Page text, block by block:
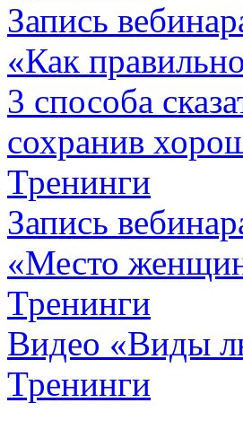
Запись
«Как
3 способа
сохранив
Тренинги
Запись
«Место
Тренинги
Видео «Виды
Тренинги